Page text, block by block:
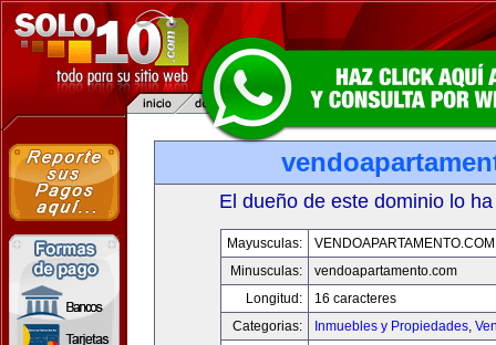
El dueño de este dominio lo
Mayusculas:
VENDOAPARTAMENTO.COM
Minusculas:
vendoapartamento.com
Longitud:
16 caracteres
Categorias:
Inmuebles y Propiedades,